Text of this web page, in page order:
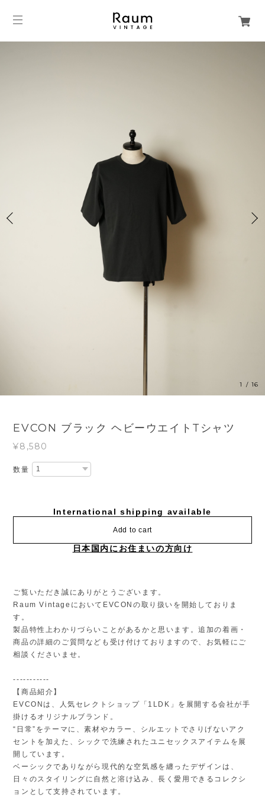
1 / 16
EVCON ブラック ヘビーウエイトTシャツ
¥8,580
数量
International shipping available
Add to cart
日本国内にお住まいの方向け
ご覧いただき誠にありがとうございます。
Raum VintageにおいてEVCONの取り扱いを開始しておりま
す。
製品特性上わかりづらいことがあるかと思います。追加の着画・
商品の詳細のご質問なども受け付けておりますので、お気軽にご
相談くださいませ。
-----------
【商品紹介】
EVCONは、人気セレクトショップ「1LDK」を展開する会社が手
掛けるオリジナルブランド。
“日常”をテーマに、素材やカラー、シルエットでさりげないアク
セントを加えた、シックで洗練されたユニセックスアイテムを展
開しています。
ベーシックでありながら現代的な空気感を纏ったデザインは、
日々のスタイリングに自然と溶け込み、長く愛用できるコレクシ
ョンとして支持されています。